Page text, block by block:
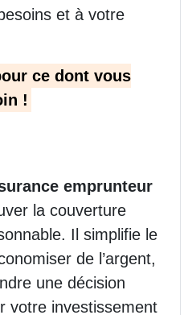
et à votre
ce dont vous
!
emprunteur
la couverture
Il simplifie le
de l’argent,
une décision
votre investissement